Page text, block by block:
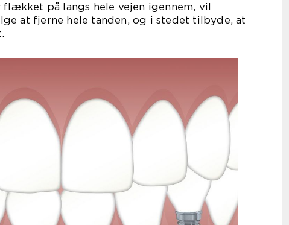
flækket på langs hele vejen igennem, vil
at fjerne hele tanden, og i stedet tilbyde, at